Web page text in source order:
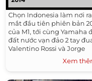
Chọn Indonesia làm nơi ra
mắt đầu tiên phiên bản
của M1, tới cùng Yamaha
đất nước vạn đảo 2 tay
Valentino Rossi và Jorge
Lorenzo. Hãng xe Nhật
mạnh tiềm năng tại thị
trường đang phá...
Xem